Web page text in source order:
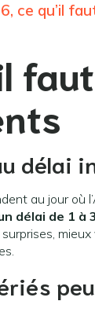
ce qu’il
délai
au jour où
délai de 1 à